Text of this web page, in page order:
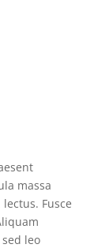
massa
Fusce
leo